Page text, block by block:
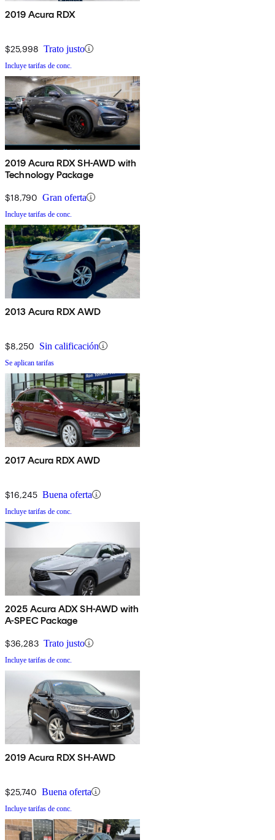
2019 Acura RDX
$25,998 Trato justo
Incluye tarifas de conc.
2019 Acura RDX SH-AWD with
Technology Package
$18,790 Gran oferta
Incluye tarifas de conc.
2013 Acura RDX AWD
$8,250 Sin calificación
Se aplican tarifas
2017 Acura RDX AWD
$16,245 Buena oferta
Incluye tarifas de conc.
2025 Acura ADX SH-AWD with
A-SPEC Package
$36,283 Trato justo
Incluye tarifas de conc.
2019 Acura RDX SH-AWD
$25,740 Buena oferta
Incluye tarifas de conc.